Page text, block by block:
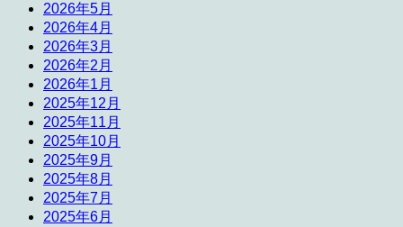
2026年5月
2026年4月
2026年3月
2026年2月
2026年1月
2025年12月
2025年11月
2025年10月
2025年9月
2025年8月
2025年7月
2025年6月